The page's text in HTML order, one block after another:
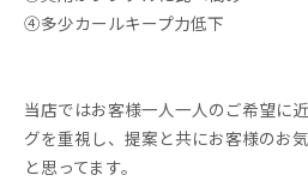
④多少カールキープ力低下
当店ではお客様一人一人のご希望に
グを重視し、提案と共にお客様のお
と思ってます。